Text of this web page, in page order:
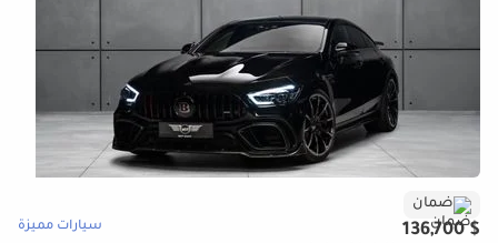
ضمان
$ 136,700 سيارات مميزة